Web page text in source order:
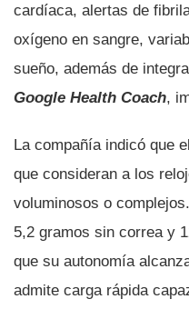
cardíaca, alertas de
oxígeno en sangre,
sueño, además de
Google Health Coach,
La compañía indicó que
que consideran a los
voluminosos o
5,2 gramos sin correa y
que su autonomía
admite carga rápida